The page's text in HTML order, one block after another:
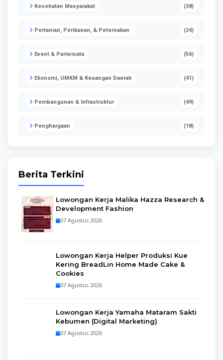
Kesehatan Masyarakat (38)
Pertanian, Perikanan, & Peternakan (24)
Event & Pariwisata (56)
Ekonomi, UMKM & Keuangan Daerah (41)
Pembangunan & Infrastruktur (49)
Penghargaan (18)
Berita Terkini
Lowongan Kerja Malika Hazza Research &
Development Fashion
07 Agustus 2026
Lowongan Kerja Helper Produksi Kue
Kering BreadLin Home Made Cake &
Cookies
07 Agustus 2026
Lowongan Kerja Yamaha Mataram Sakti
Kebumen (Digital Marketing)
07 Agustus 2026